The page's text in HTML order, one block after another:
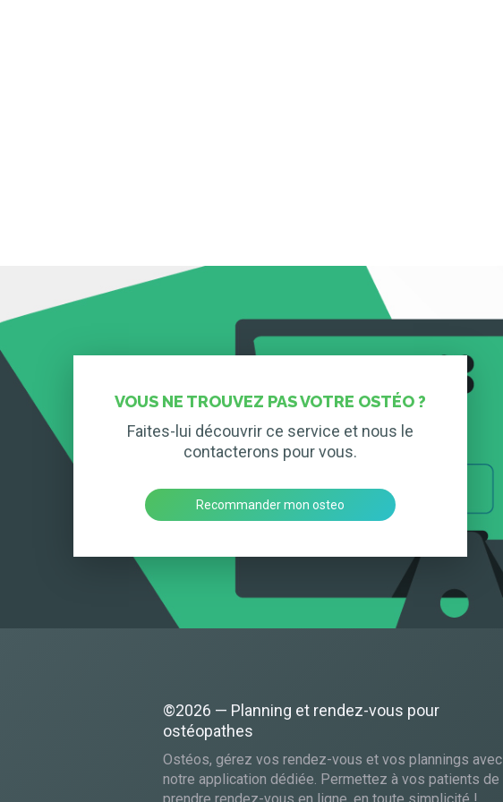
VOUS NE TROUVEZ PAS VOTRE OSTÉO ?
Faites-lui découvrir ce service et nous le
contacterons pour vous.
Recommander mon osteo
©2026 — Planning et rendez-vous pour
ostéopathes
Ostéos, gérez vos rendez-vous et vos plannings avec
notre application dédiée. Permettez à vos patients de